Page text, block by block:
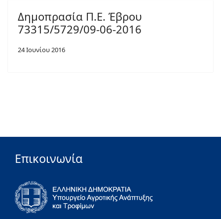
Δημοπρασία Π.Ε. Έβρου
73315/5729/09-06-2016
24 Ιουνίου 2016
Επικοινωνία